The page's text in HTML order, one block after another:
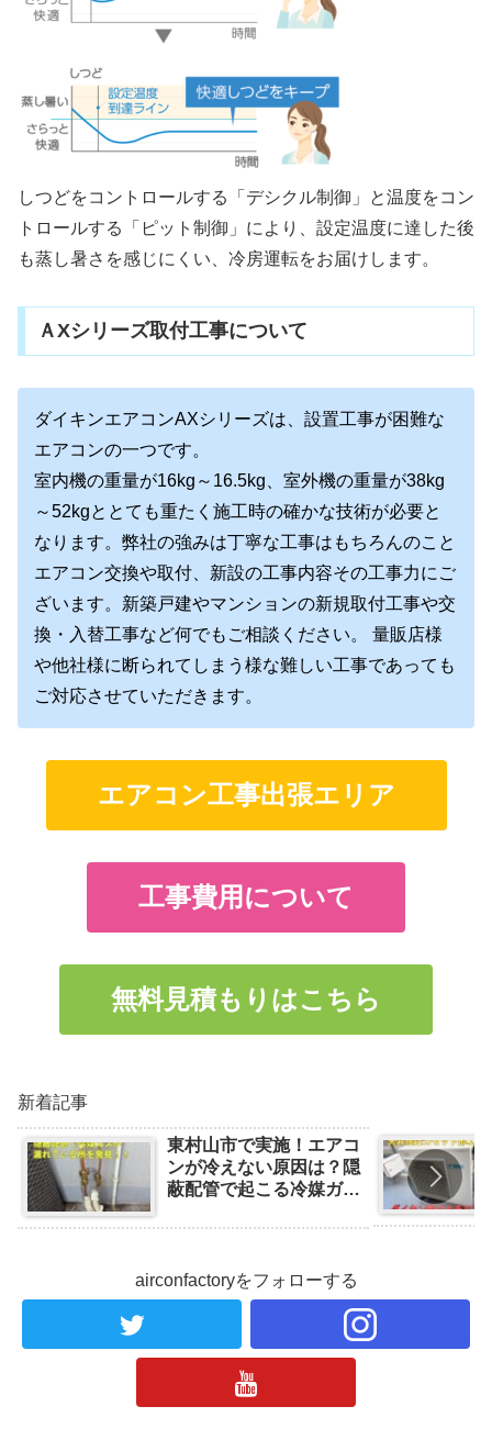
しつどをコントロールする「デシクル制御」と温度をコン
トロールする「ピット制御」により、設定温度に達した後
も蒸し暑さを感じにくい、冷房運転をお届けします。
ＡXシリーズ取付工事について
ダイキンエアコンAXシリーズは、設置工事が困難な
エアコンの一つです。
室内機の重量が16kg～16.5kg、室外機の重量が38kg
～52kgととても重たく施工時の確かな技術が必要と
なります。弊社の強みは丁寧な工事はもちろんのこと
エアコン交換や取付、新設の工事内容その工事力にご
ざいます。新築戸建やマンションの新規取付工事や交
換・入替工事など何でもご相談ください。 量販店様
や他社様に断られてしまう様な難しい工事であっても
ご対応させていただきます。
エアコン工事出張エリア
工事費用について
無料見積もりはこちら
新着記事
東村山市で実施！エアコ
ンが冷えない原因は？隠
蔽配管で起こる冷媒ガス
airconfactoryをフォローする